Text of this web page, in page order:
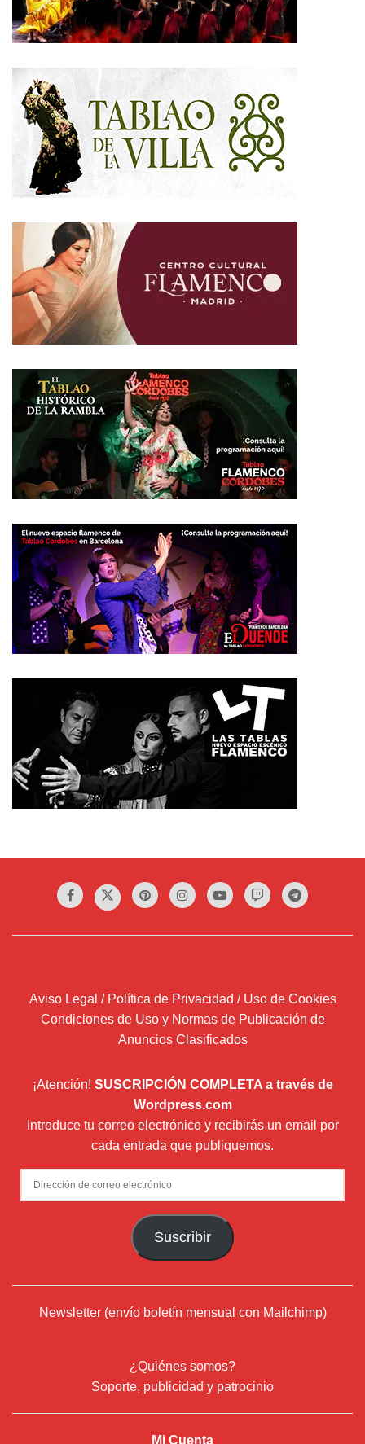
Aviso Legal / Política de Privacidad / Uso de Cookies
Condiciones de Uso y Normas de Publicación de
Anuncios Clasificados
¡Atención! SUSCRIPCIÓN COMPLETA a través de
Wordpress.com
Introduce tu correo electrónico y recibirás un email por
cada entrada que publiquemos.
Dirección
de
Suscribir
Newsletter (envío boletín mensual con Mailchimp)
¿Quiénes somos?
Soporte, publicidad y patrocinio
Mi Cuenta